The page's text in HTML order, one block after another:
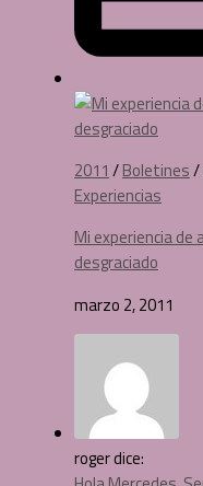
2011 /Boletines/
Experiencias
Mi experiencia de
desgraciado
marzo 2, 2011
roger dice: